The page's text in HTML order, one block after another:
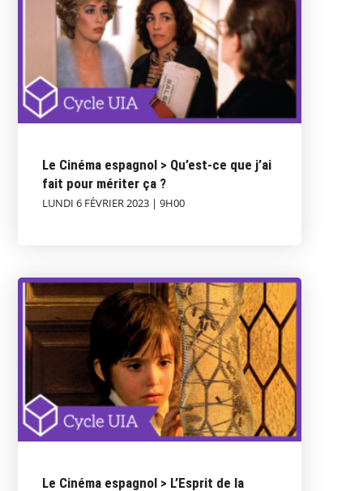
Le Cinéma espagnol > Qu’est-ce que j’ai
fait pour mériter ça ?
LUNDI 6 FÉVRIER 2023 | 9H00
Le Cinéma espagnol > L’Esprit de la